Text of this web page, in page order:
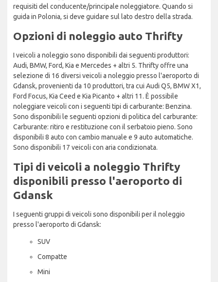
requisiti del conducente/principale noleggiatore. Quando si
guida in Polonia, si deve guidare sul lato destro della strada.
Opzioni di noleggio auto Thrifty
I veicoli a noleggio sono disponibili dai seguenti produttori:
Audi, BMW, Ford, Kia e Mercedes + altri 5. Thrifty offre una
selezione di 16 diversi veicoli a noleggio presso l'aeroporto di
Gdansk, provenienti da 10 produttori, tra cui Audi Q5, BMW X1,
Ford Focus, Kia Ceed e Kia Picanto + altri 11. È possibile
noleggiare veicoli con i seguenti tipi di carburante: Benzina.
Sono disponibili le seguenti opzioni di politica del carburante:
Carburante: ritiro e restituzione con il serbatoio pieno. Sono
disponibili 8 auto con cambio manuale e 9 auto automatiche.
Sono disponibili 17 veicoli con aria condizionata.
Tipi di veicoli a noleggio Thrifty
disponibili presso l'aeroporto di
Gdansk
I seguenti gruppi di veicoli sono disponibili per il noleggio
presso l'aeroporto di Gdansk:
SUV
Compatte
Mini